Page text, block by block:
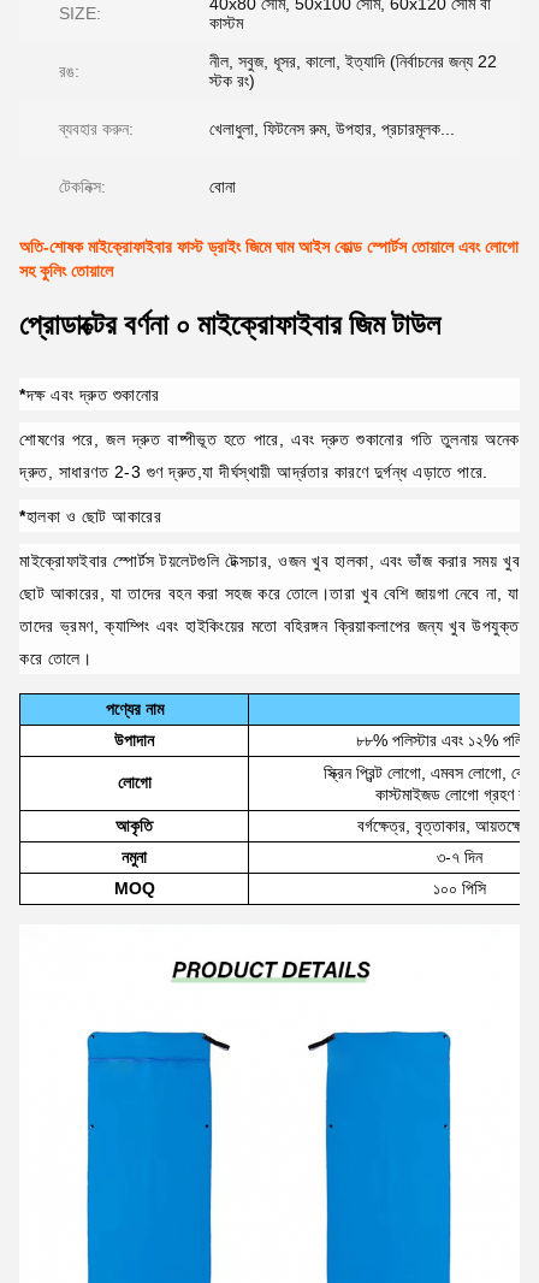
SIZE:
কাস্টম
রঙ:
নীল, সবুজ, ধূসর, কালো, ইত্যাদি (নির্বাচনের জন্য 22
স্টক রং)
ব্যবহার করুন: খেলাধুলা, ফিটনেস রুম, উপহার, প্রচারমূলক...
টেকনিক্স: বোনা
অতি-শোষক মাইক্রোফাইবার ফাস্ট ড্রাইং জিমে ঘাম আইস কোল্ড স্পোর্টস তোয়ালে এবং লোগো
সহ কুলিং তোয়ালে
প্রোডাক্টের বর্ণনা ০ মাইক্রোফাইবার জিম টাউল
*দক্ষ এবং দ্রুত শুকানোর
শোষণের পরে, জল দ্রুত বাষ্পীভূত হতে পারে, এবং দ্রুত শুকানোর গতি তুলনায় অনেক
দ্রুত, সাধারণত 2-3 গুণ দ্রুত,যা দীর্ঘস্থায়ী আর্দ্রতার কারণে দুর্গন্ধ এড়াতে পারে.
*হালকা ও ছোট আকারের
মাইক্রোফাইবার স্পোর্টস টয়লেটগুলি টেক্সচার, ওজন খুব হালকা, এবং ভাঁজ করার সময় খুব
ছোট আকারের, যা তাদের বহন করা সহজ করে তোলে।তারা খুব বেশি জায়গা নেবে না, যা
তাদের ভ্রমণ, ক্যাম্পিং এবং হাইকিংয়ের মতো বহিরঙ্গন ক্রিয়াকলাপের জন্য খুব উপযুক্ত
করে তোলে।
পণ্যের নাম
উপাদান
৮৮% পলিস্টার এবং ১২%
লোগো
স্ক্রিন প্রিন্ট লোগো, এমবস লোগো,
কাস্টমাইজড লোগো গ্রহণ
আকৃতি
বর্গক্ষেত্র, বৃত্তাকার,
নমুনা
৩-৭ দিন
MOQ
১০০ পিসি